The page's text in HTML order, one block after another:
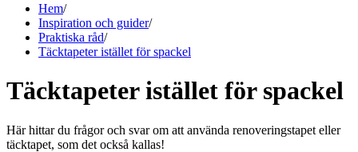
Hem/
Inspiration och guider/
Praktiska råd/
Täcktapeter istället för spackel
Täcktapeter istället för spackel
Här hittar du frågor och svar om att använda renoveringstapet eller
täcktapet, som det också kallas!